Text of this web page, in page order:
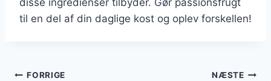
til en del af din daglige kost og oplev forskellen!
FORRIGE NÆSTE